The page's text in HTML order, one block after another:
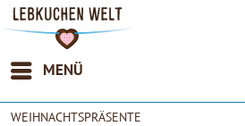
MENÜ
WEIHNACHTSPRÄSENTE